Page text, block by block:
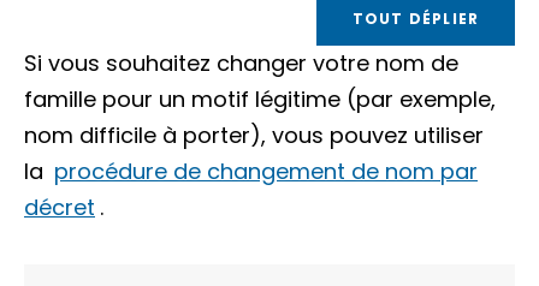
TOUT DÉPLIER
Si vous souhaitez changer votre nom de
famille pour un motif légitime (par exemple,
nom difficile à porter), vous pouvez utiliser
la procédure de changement de nom par
décret .